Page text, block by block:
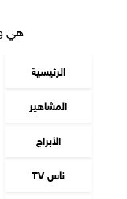
هي
الرئيسية
المشاهير
الأبراج
ناس TV